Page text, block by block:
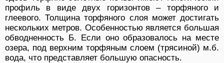
профиль в виде двух горизонтов – торфяного и
глеевого. Толщина торфяного слоя может достигать
нескольких метров. Особенностью является большая
обводненность Б. Если оно образовалось на месте
озера, под верхним торфяным слоем (трясиной) м.б.
вода, что представляет большую опасность.